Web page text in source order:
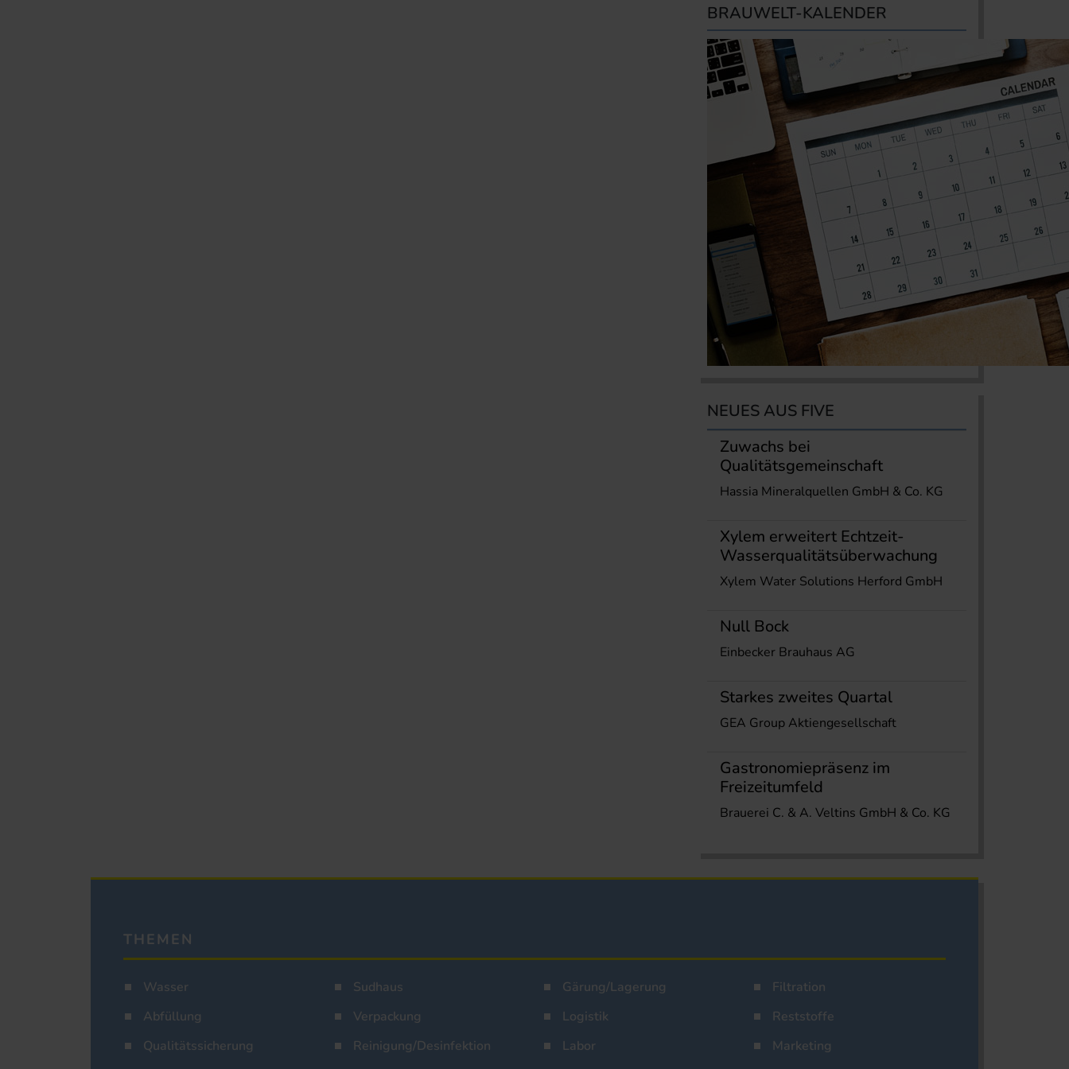
BRAUWELT-KALENDER
NEUES AUS FIVE
Zuwachs bei
Qualitätsgemeinschaft
Hassia Mineralquellen GmbH & Co. KG
Xylem erweitert Echtzeit-
Wasserqualitätsüberwachung
Xylem Water Solutions Herford GmbH
Null Bock
Einbecker Brauhaus AG
Starkes zweites Quartal
GEA Group Aktiengesellschaft
Gastronomiepräsenz im
Freizeitumfeld
Brauerei C. & A. Veltins GmbH & Co. KG
THEMEN
Wasser Sudhaus Gärung/Lagerung
Filtration
Abfüllung
Verpackung Logistik
Reststoffe
Qualitätssicherung
Reinigung/Desinfektion Labor
Marketing